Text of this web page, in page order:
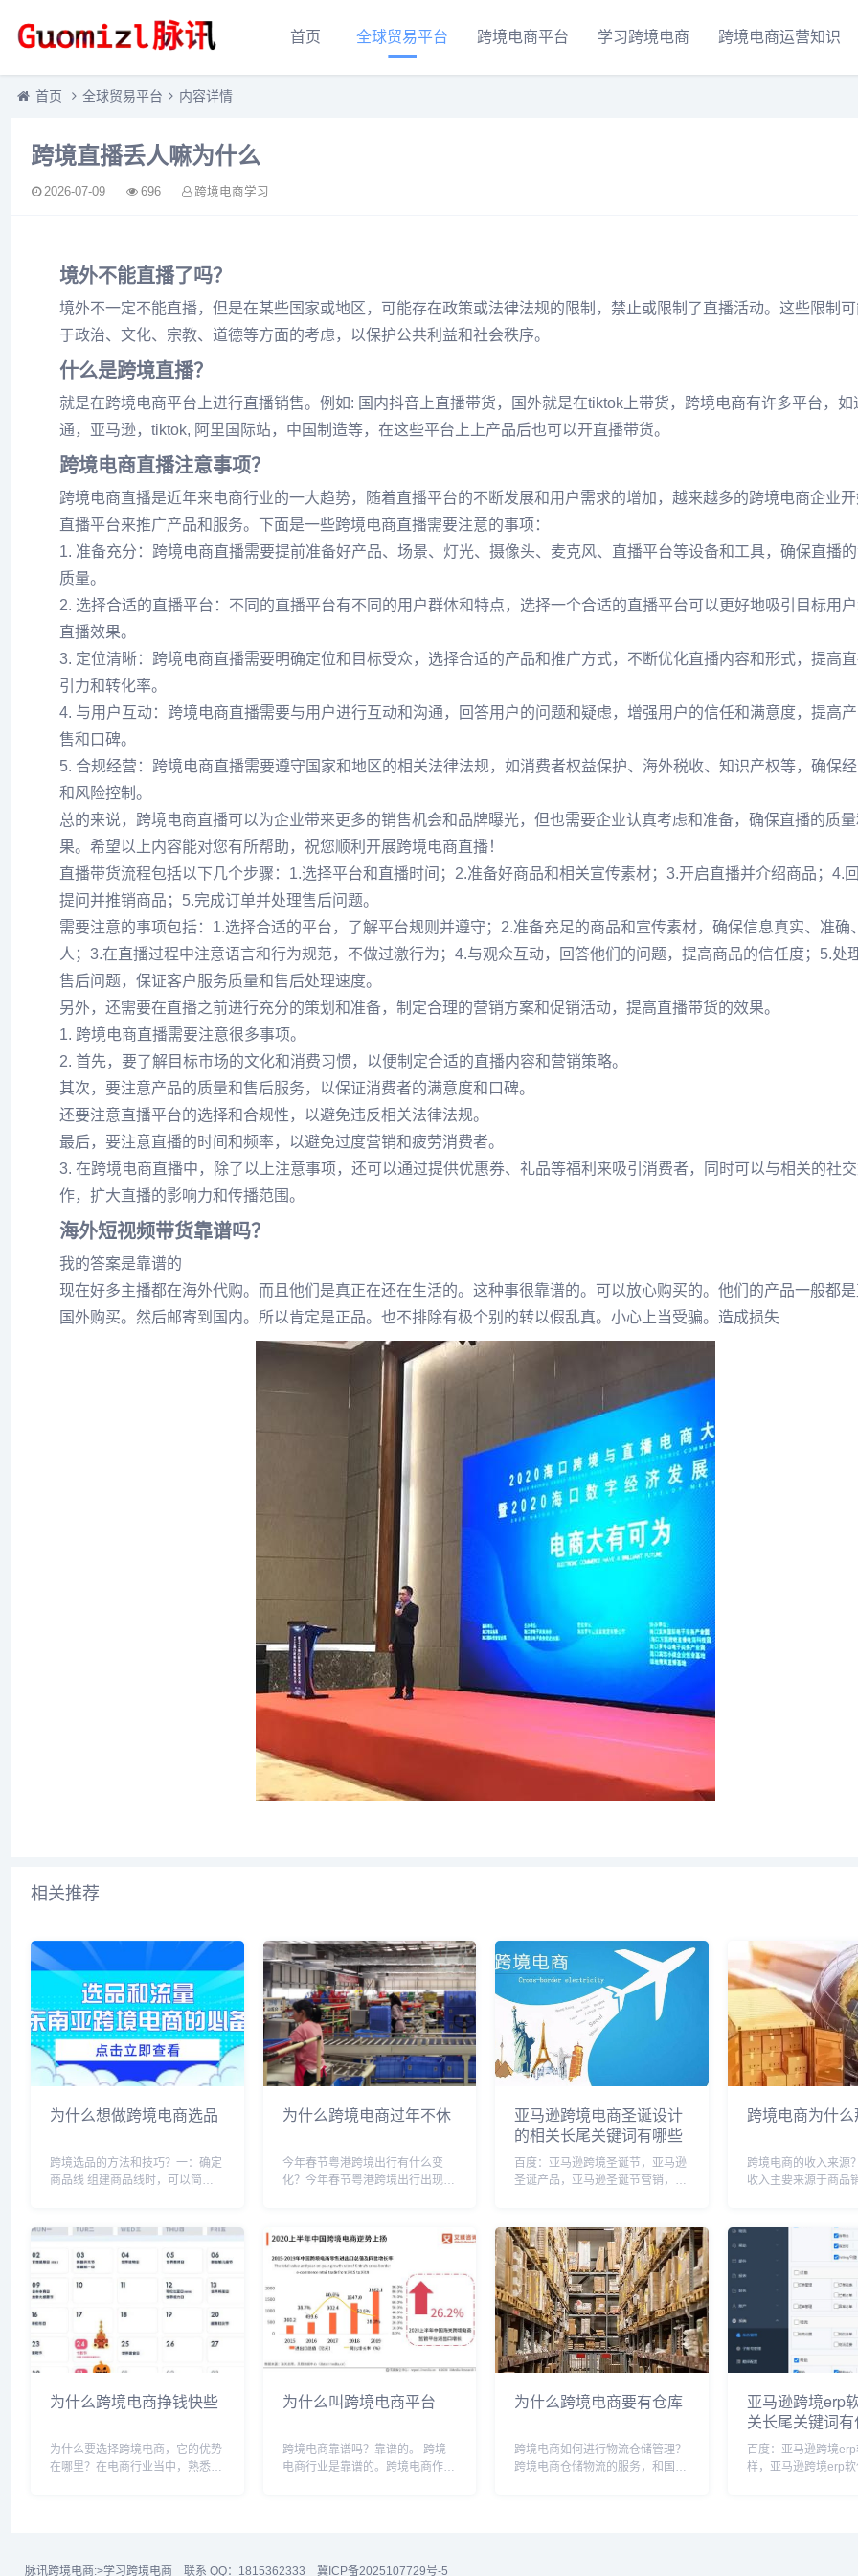
首页 全球贸易平台 跨境电商平台 学习跨境电商 跨境电商运营知识
首页 全球贸易平台 内容详情
跨境直播丢人嘛为什么
2026-07-09 696 跨境电商学习
境外不能直播了吗？
境外不一定不能直播，但是在某些国家或地区，可能存在政策或法律法规的限制，禁止或限制了直播活动。这些限制
于政治、文化、宗教、道德等方面的考虑，以保护公共利益和社会秩序。
什么是跨境直播？
就是在跨境电商平台上进行直播销售。例如: 国内抖音上直播带货，国外就是在tiktok上带货，跨境电商有许多平台，如
通，亚马逊，tiktok, 阿里国际站，中国制造等，在这些平台上上产品后也可以开直播带货。
跨境电商直播注意事项？
跨境电商直播是近年来电商行业的一大趋势，随着直播平台的不断发展和用户需求的增加，越来越多的跨境电商企业
直播平台来推广产品和服务。下面是一些跨境电商直播需要注意的事项：
1. 准备充分：跨境电商直播需要提前准备好产品、场景、灯光、摄像头、麦克风、直播平台等设备和工具，确保直播
质量。
2. 选择合适的直播平台：不同的直播平台有不同的用户群体和特点，选择一个合适的直播平台可以更好地吸引目标用
直播效果。
3. 定位清晰：跨境电商直播需要明确定位和目标受众，选择合适的产品和推广方式，不断优化直播内容和形式，提高
引力和转化率。
4. 与用户互动：跨境电商直播需要与用户进行互动和沟通，回答用户的问题和疑虑，增强用户的信任和满意度，提高
售和口碑。
5. 合规经营：跨境电商直播需要遵守国家和地区的相关法律法规，如消费者权益保护、海外税收、知识产权等，确保
和风险控制。
总的来说，跨境电商直播可以为企业带来更多的销售机会和品牌曝光，但也需要企业认真考虑和准备，确保直播的质
果。希望以上内容能对您有所帮助，祝您顺利开展跨境电商直播！
直播带货流程包括以下几个步骤：1.选择平台和直播时间；2.准备好商品和相关宣传素材；3.开启直播并介绍商品；4.
提问并推销商品；5.完成订单并处理售后问题。
需要注意的事项包括：1.选择合适的平台，了解平台规则并遵守；2.准备充足的商品和宣传素材，确保信息真实、准确
人；3.在直播过程中注意语言和行为规范，不做过激行为；4.与观众互动，回答他们的问题，提高商品的信任度；5.处
售后问题，保证客户服务质量和售后处理速度。
另外，还需要在直播之前进行充分的策划和准备，制定合理的营销方案和促销活动，提高直播带货的效果。
1. 跨境电商直播需要注意很多事项。
2. 首先，要了解目标市场的文化和消费习惯，以便制定合适的直播内容和营销策略。
其次，要注意产品的质量和售后服务，以保证消费者的满意度和口碑。
还要注意直播平台的选择和合规性，以避免违反相关法律法规。
最后，要注意直播的时间和频率，以避免过度营销和疲劳消费者。
3. 在跨境电商直播中，除了以上注意事项，还可以通过提供优惠券、礼品等福利来吸引消费者，同时可以与相关的社
作，扩大直播的影响力和传播范围。
海外短视频带货靠谱吗？
我的答案是靠谱的
现在好多主播都在海外代购。而且他们是真正在还在生活的。这种事很靠谱的。可以放心购买的。他们的产品一般都
国外购买。然后邮寄到国内。所以肯定是正品。也不排除有极个别的转以假乱真。小心上当受骗。造成损失
相关推荐
为什么想做跨境电商选品
跨境选品的方法和技巧？一：确定
商品线 组建商品线时，可以简单
就是核心商品，其他是常态商品
(补充性SKU ，互相配合。 1 引流
款：是...
为什么跨境电商过年不休
今年春节粤港跨境出行有什么变
化？今年春节粤港跨境出行出现了
有从中国内地前往香港的旅客需要
时，需要向香港边境...
亚马逊跨境电商圣诞设计
的相关长尾关键词有哪些
百度：亚马逊跨境圣诞节，亚马逊
圣诞产品，亚马逊圣诞节营销，亚
吗，亚马逊圣诞节单量怎么样，亚
马逊圣诞倒计时，亚马逊圣诞节购
物高峰期，亚马逊圣诞礼...
跨境电商为什
跨境电商的收入来源
收入主要来源于商品
和直邮模式，从中获
其次，跨境电商还通
为什么跨境电商挣钱快些
为什么要选择跨境电商，它的优势
在哪里？在电商行业当中，熟悉亚
为什么叫跨境电商平台
跨境电商靠谱吗？靠谱的。 跨境
电商行业是靠谱的。跨境电商作为
为什么跨境电商要有仓库
跨境电商如何进行物流仓储管理？
跨境电商仓储物流的服务，和国内
亚马逊跨境erp
关长尾关键词
百度：亚马逊跨境
样，亚马逊跨境erp
脉讯跨境电商:>学习跨境电商 联系 QQ：1815362333 冀ICP备2025107729号-5